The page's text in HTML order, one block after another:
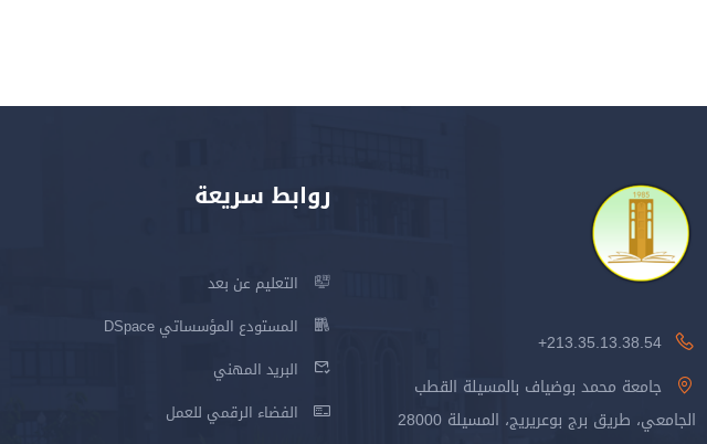
213.35.13.38.54+
جامعة محمد بوضياف بالمسيلة القطب
الجامعي، طريق برج بوعريريج، المسيلة 28000
روابط سريعة
التعليم عن بعد
المستودع المؤسساتي DSpace
البريد المهني
الفضاء الرقمي للعمل